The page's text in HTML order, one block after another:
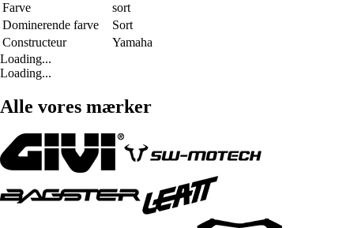
Farve
sort
Dominerende farve
Sort
Constructeur
Yamaha
Loading...
Loading...
Alle vores mærker